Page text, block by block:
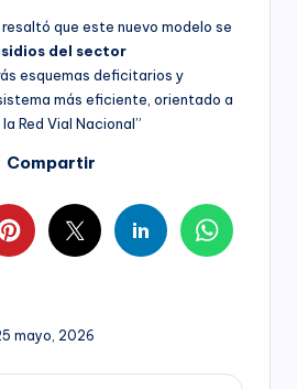
que este nuevo modelo se
del sector
esquemas deficitarios y
más eficiente, orientado a
Red Vial Nacional”
Compartir
mayo, 2026